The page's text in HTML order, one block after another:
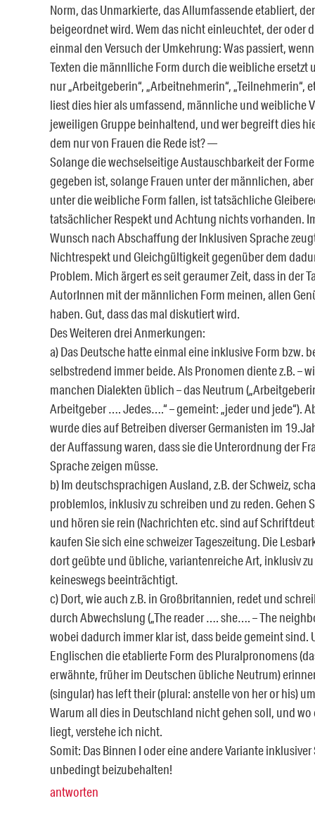
Norm, das Unmarkierte, das Allumfassende etabliert,
beigeordnet wird. Wem das nicht einleuchtet, der oder
einmal den Versuch der Umkehrung: Was passiert,
Texten die männlliche Form durch die weibliche ersetzt
nur „Arbeitgeberin“, „Arbeitnehmerin“, „Teilnehmerin“,
liest dies hier als umfassend, männliche und weibliche
jeweiligen Gruppe beinhaltend, und wer begreift dies
dem nur von Frauen die Rede ist? —
Solange die wechselseitige Austauschbarkeit der
gegeben ist, solange Frauen unter der männlichen,
unter die weibliche Form fallen, ist tatsächliche
tatsächlicher Respekt und Achtung nichts vorhanden.
Wunsch nach Abschaffung der Inklusiven Sprache
Nichtrespekt und Gleichgültigkeit gegenüber dem
Problem. Mich ärgert es seit geraumer Zeit, dass in der
AutorInnen mit der männlichen Form meinen, allen
haben. Gut, dass das mal diskutiert wird.
Des Weiteren drei Anmerkungen:
a) Das Deutsche hatte einmal eine inklusive Form bzw.
selbstredend immer beide. Als Pronomen diente z.B. –
manchen Dialekten üblich – das Neutrum
Arbeitgeber …. Jedes….“ – gemeint: „jeder und jede“).
wurde dies auf Betreiben diverser Germanisten im
der Auffassung waren, dass sie die Unterordnung der
Sprache zeigen müsse.
b) Im deutschsprachigen Ausland, z.B. der Schweiz,
problemlos, inklusiv zu schreiben und zu reden. Gehen
und hören sie rein (Nachrichten etc. sind auf
kaufen Sie sich eine schweizer Tageszeitung. Die
dort geübte und übliche, variantenreiche Art, inklusiv
keineswegs beeinträchtigt.
c) Dort, wie auch z.B. in Großbritannien, redet und
durch Abwechslung („The reader …. she…. – The
wobei dadurch immer klar ist, dass beide gemeint sind.
Englischen die etablierte Form des Pluralpronomens
erwähnte, früher im Deutschen übliche Neutrum)
(singular) has left their (plural: anstelle von her or his)
Warum all dies in Deutschland nicht gehen soll, und wo
liegt, verstehe ich nicht.
Somit: Das Binnen I oder eine andere Variante
unbedingt beizubehalten!
antworten